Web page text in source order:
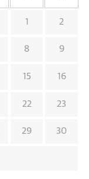
1 2
8 9
15 16
22 23
29 30